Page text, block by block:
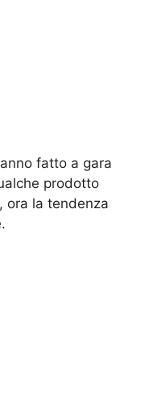
fatto a gara
prodotto
ora la tendenza